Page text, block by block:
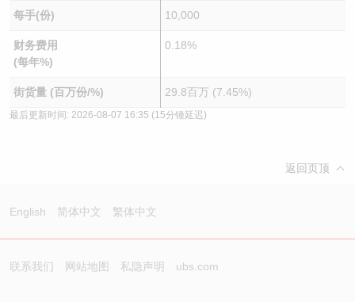
每手(份) 10,000
财务费用
(每年%)
0.18%
街货量 (百万份/%) 29.8百万 (7.45%)
最后更新时间: 2026-08-07 16:35 (15分锺延迟)
返回页顶
English 简体中文 繁体中文
联系我们 网站地图 私隐声明 ubs.com